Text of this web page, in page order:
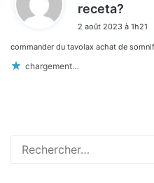
receta?
t
2 août 2023 à 1h21
commander du tavolax achat de
chargement…